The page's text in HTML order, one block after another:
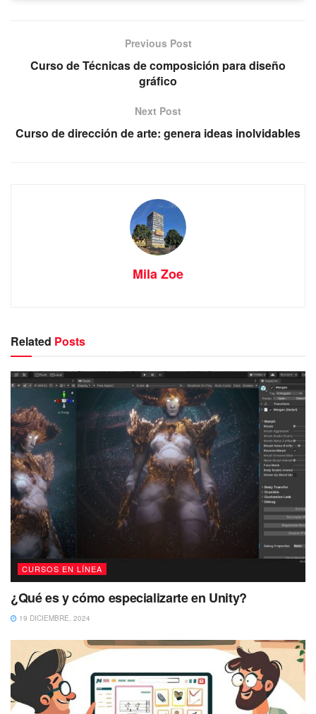
Previous Post
Curso de Técnicas de composición para diseño
gráfico
Next Post
Curso de dirección de arte: genera ideas inolvidables
Mila Zoe
Related Posts
CURSOS EN LÍNEA
¿Qué es y cómo especializarte en Unity?
19 DICIEMBRE, 2024